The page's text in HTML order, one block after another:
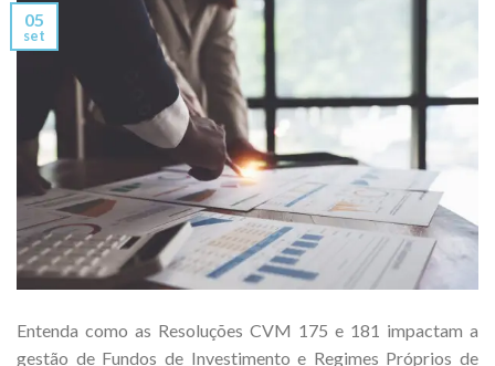
05
set
Entenda como as Resoluções CVM 175 e 181 impactam a
gestão de Fundos de Investimento e Regimes Próprios de